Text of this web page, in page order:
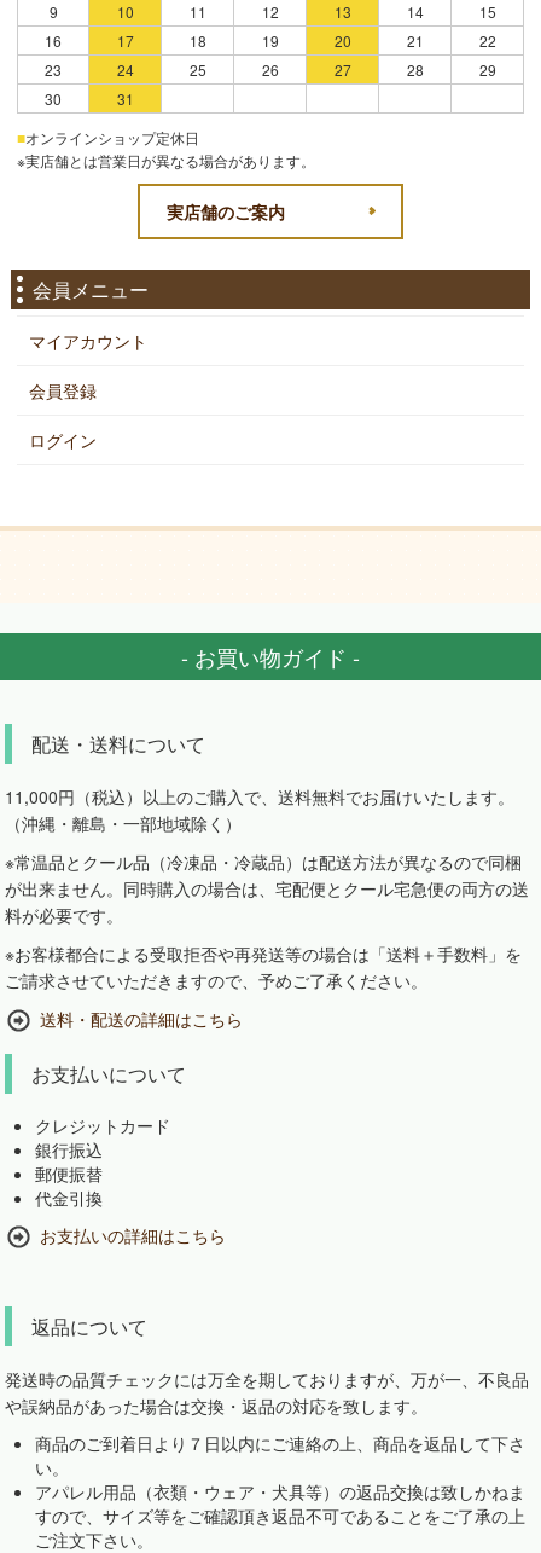
9
10 11 12 13 14
15
16
17 18 19 20 21
22
23
24 25 26 27 28
29
30
31
■オンラインショップ定休日
※実店舗とは営業日が異なる場合があります。
実店舗のご案内
会員メニュー
マイアカウント
会員登録
ログイン
- お買い物ガイド -
配送・送料について
11,000円（税込）以上のご購入で、送料無料でお届けいたします。
（沖縄・離島・一部地域除く）
※常温品とクール品（冷凍品・冷蔵品）は配送方法が異なるので同梱
が出来ません。同時購入の場合は、宅配便とクール宅急便の両方の送
料が必要です。
※お客様都合による受取拒否や再発送等の場合は「送料＋手数料」を
ご請求させていただきますので、予めご了承ください。
送料・配送の詳細はこちら
お支払いについて
クレジットカード
銀行振込
郵便振替
代金引換
お支払いの詳細はこちら
返品について
発送時の品質チェックには万全を期しておりますが、万が一、不良品
や誤納品があった場合は交換・返品の対応を致します。
商品のご到着日より７日以内にご連絡の上、商品を返品して下さ
い。
アパレル用品（衣類・ウェア・犬具等）の返品交換は致しかねま
すので、サイズ等をご確認頂き返品不可であることをご了承の上
ご注文下さい。